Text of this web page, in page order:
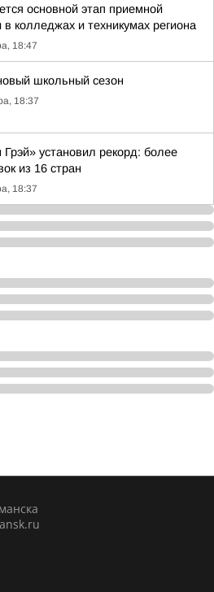
основной этап приемной
в колледжах и техникумах региона
18:47
школьный сезон
18:37
Грэй» установил рекорд: более
из 16 стран
18:37